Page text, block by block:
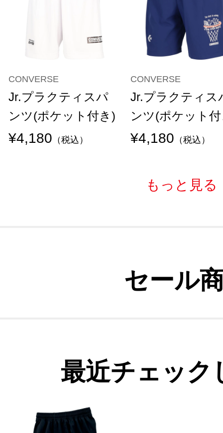
CONVERSE
Jr.プラクティスパ
ンツ(ポケット付き)
¥4,180 （税込）
CONVERSE
Jr.プラクティス
ンツ(ポケット
¥4,180 （税込）
もっと見る
セール
最近チェック